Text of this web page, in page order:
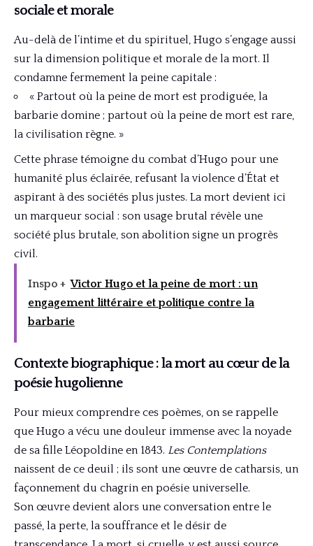
sociale et morale
Au-delà de l’intime et du spirituel, Hugo s’engage aussi
sur la dimension politique et morale de la mort. Il
condamne fermement la peine capitale :
« Partout où la peine de mort est prodiguée, la
barbarie domine ; partout où la peine de mort est rare,
la civilisation règne. »
Cette phrase témoigne du combat d’Hugo pour une
humanité plus éclairée, refusant la violence d’État et
aspirant à des sociétés plus justes. La mort devient ici
un marqueur social : son usage brutal révèle une
société plus brutale, son abolition signe un progrès
civil.
Inspo + Victor Hugo et la peine de mort : un
engagement littéraire et politique contre la
barbarie
Contexte biographique : la mort au cœur de la
poésie hugolienne
Pour mieux comprendre ces poèmes, on se rappelle
que Hugo a vécu une douleur immense avec la noyade
de sa fille Léopoldine en 1843. Les Contemplations
naissent de ce deuil ; ils sont une œuvre de catharsis, un
façonnement du chagrin en poésie universelle.
Son œuvre devient alors une conversation entre le
passé, la perte, la souffrance et le désir de